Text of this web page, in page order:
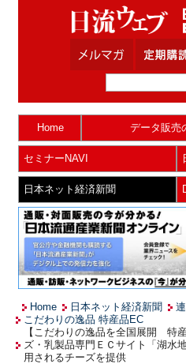
Home データ販売
セミナーNAVI
日本ネット経済新聞
Home 日本ネット経済新聞
こだわりの逸品 特産品EC
【こだわりの逸品を全国展開 特
ズ・乳製品専門ＥＣサイト「湖水
用されるチーズを提供